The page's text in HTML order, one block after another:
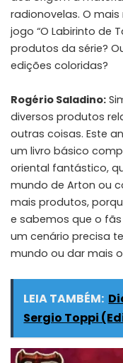
radionovelas. O
jogo “O Labirinto de
produtos da série?
edições coloridas?
Rogério Saladino:
diversos produtos
outras coisas. Este
um livro básico
oriental fantástico,
mundo de Arton ou
mais produtos,
e sabemos que o
um cenário precisa
mundo ou dar mais
LEIA TAMBÉM:
Sergio Toppi